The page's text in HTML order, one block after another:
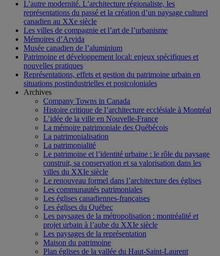
L’autre modernité. L’architecture régionaliste, les
représentations du passé et la création d’un paysage culturel
canadien au XXe siècle
Les villes de compagnie et l’art de l’urbanisme
Mémoires d’Arvida
Musée canadien de l’aluminium
Patrimoine et développement local: enjeux spécifiques et
nouvelles pratiques
Représentations, effets et gestion du patrimoine urbain en
situations postindustrielles et postcoloniales
Archives
Company Towns in Canada
Histoire critique de l’architecture ecclésiale à Montréal
L’idée de la ville en Nouvelle-France
La mémoire patrimoniale des Québécois
La patrimonialisation
La patrimonialité
Le patrimoine et l’identité urbaine : le rôle du paysage
construit, sa conservation et sa valorisation dans les
villes du XXIe siècle
Le renouveau formel dans l’architecture des églises
Les communautés patrimoniales
Les églises canadiennes-françaises
Les églises du Québec
Les paysages de la métropolisation : montréalité et
projet urbain à l’aube du XXIe siècle
Les paysages de la représentation
Maison du patrimoine
Plan églises de la vallée du Haut-Saint-Laurent